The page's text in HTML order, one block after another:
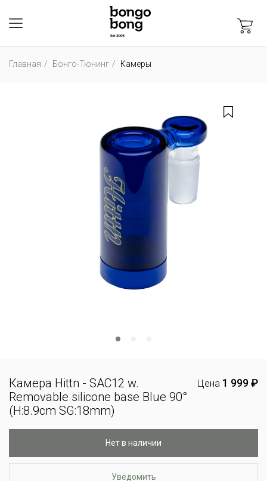
Главная Бонго-Тюнинг Камеры
Камера Hittn - SAC12 w.
Removable silicone base Blue 90°
(H:8.9cm SG:18mm)
Цена 1 999 ₽
Нет в наличии
Уведомить